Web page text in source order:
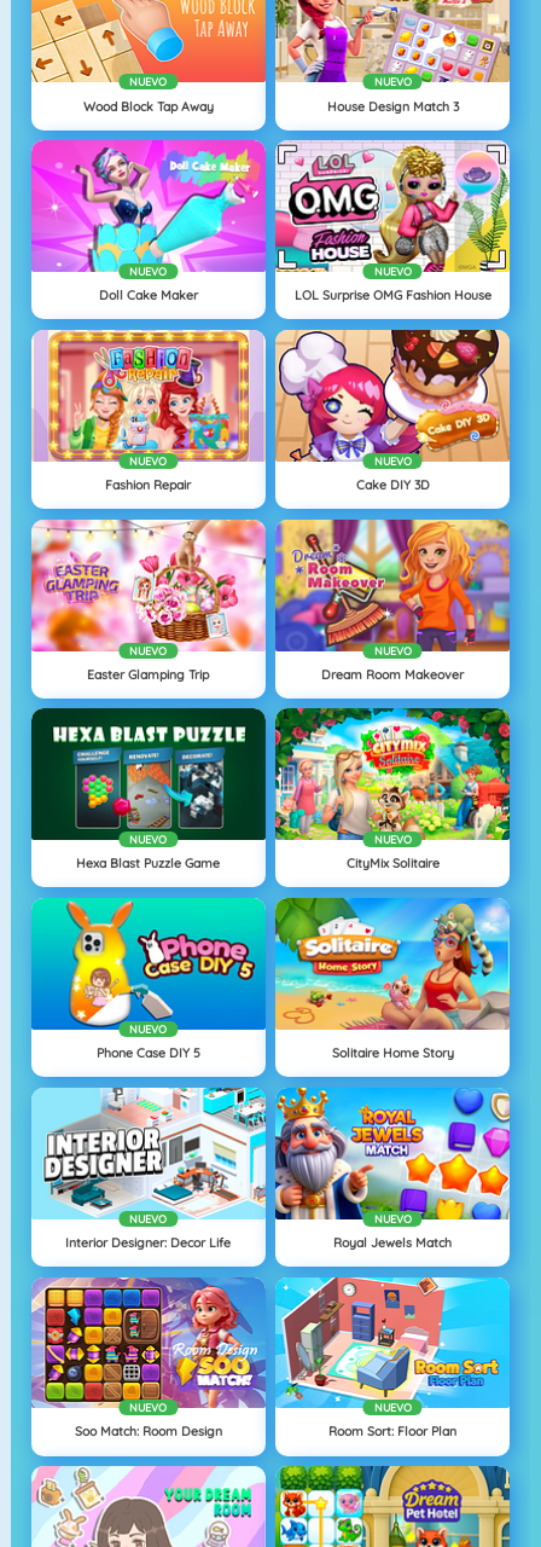
NUEVO
Wood Block Tap Away
NUEVO
House Design Match 3
NUEVO
Doll Cake Maker
NUEVO
LOL Surprise OMG Fashion House
NUEVO
Fashion Repair
NUEVO
Cake DIY 3D
NUEVO
Easter Glamping Trip
NUEVO
Dream Room Makeover
NUEVO
Hexa Blast Puzzle Game
NUEVO
CityMix Solitaire
NUEVO
Phone Case DIY 5 Solitaire Home Story
NUEVO
Interior Designer: Decor Life
NUEVO
Royal Jewels Match
NUEVO
Soo Match: Room Design
NUEVO
Room Sort: Floor Plan